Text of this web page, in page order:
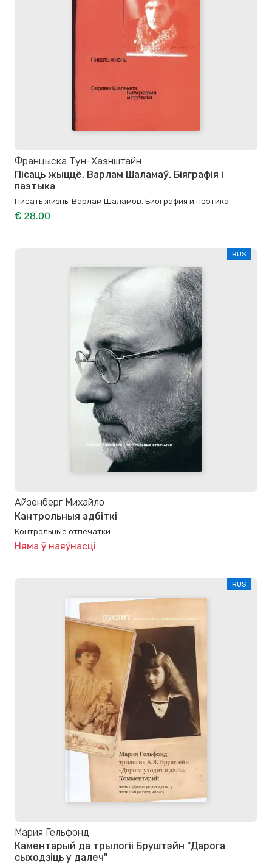
Францыска Тун-Хаэнштайн
Пісаць жыццё. Варлам Шаламаў. Біяграфія і
паэтыка
Писать жизнь. Варлам Шаламов. Биография и поэтика
€ 28.00
RUS
Айзенберг Михайло
Кантрольныя адбіткі
Контрольные отпечатки
Няма ў наяўнасці
RUS
Мария Гельфонд
Каментарый да трылогіі Бруштэйн "Дарога
сыходзіць у далеч"